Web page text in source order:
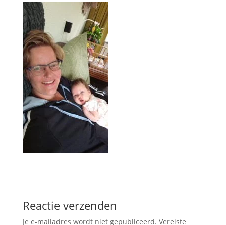
Reactie verzenden
Je e-mailadres wordt niet gepubliceerd. Vereiste